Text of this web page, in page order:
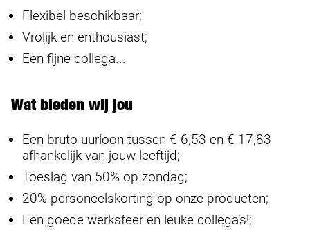
Flexibel beschikbaar;
Vrolijk en enthousiast;
Een fijne collega...
Wat bieden wij jou
Een bruto uurloon tussen € 6,53 en € 17,83
afhankelijk van jouw leeftijd;
Toeslag van 50% op zondag;
20% personeelskorting op onze producten;
Een goede werksfeer en leuke collega’s!;